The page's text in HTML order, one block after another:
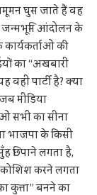
घुस जाते हैं वह
जन्मभूमि आंदोलन के
की
का “अखबारी
वही पार्टी है? क्या
मीडिया
सभी का सीना
भाजपा के किसी
छिपाने लगता है,
करने लगता
कुत्ता” बनने का